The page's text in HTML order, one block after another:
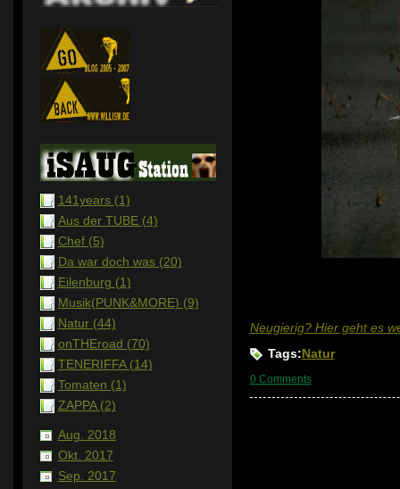
141years (1)
Aus der TUBE (4)
Chef (5)
Da war doch was (20)
Eilenburg (1)
Musik(PUNK&MORE) (9)
Natur (44)
onTHEroad (70)
TENERIFFA (14)
Tomaten (1)
ZAPPA (2)
Aug. 2018
Okt. 2017
Sep. 2017
Neugierig? Hier geht es
Tags: Natur
0 Comments